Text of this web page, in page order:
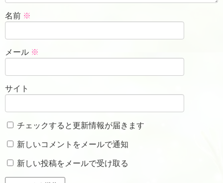
名前 ※
メール ※
サイト
チェックすると更新情報が届きます
新しいコメントをメールで通知
新しい投稿をメールで受け取る